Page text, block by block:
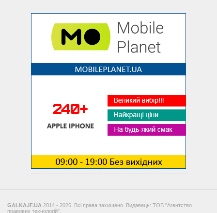
GALKA.IF.UA 2014 - 2026. Всі права захищено. Видавець: ТОВ "Агентство
правових технологій".